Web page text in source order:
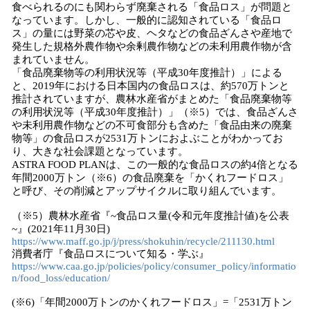
食べられるのにも関わらず廃棄される「食品ロス」が問題と
なっています。しかし、一般的に認知されている「食品ロ
ス」の量には野菜の芯や皮、ヘタなどの食品ざんさや産地で
発生した規格外農作物や余剰農作物などの未利用農作物が含
まれていません。
「食品廃棄物等の利用状況等（平成30年度推計）」による
と、2019年における日本国内の食品ロスは、約570万トンと
推計されていますが、農林水産省がまとめた「食品廃棄物等
の利用状況等（平成30年度推計）」（※5）では、食品ざんさ
や未利用農作物などの不可食部分も含めた「食品由来の廃棄
物等」の食品ロスが2531万トンにおよぶことがわかってお
り、大きな社会課題となっています。
ASTRA FOOD PLANは、この一般的な食品ロスの約4倍となる
年間2000万トン（※6）の食品廃棄を「かくれフードロス」
と呼び、その削減とアップサイクルに取り組んでいます。
（※5）農林水産省『~食品ロス量(令和元年度推計値)を公表
~』(2021年11月30日)
https://www.maff.go.jp/j/press/shokuhin/recycle/211130.html
消費者庁『食品ロスについて知る・学ぶ』
https://www.caa.go.jp/policies/policy/consumer_policy/informatio
n/food_loss/education/
(※6)「年間2000万トンのかくれフードロス」=「2531万トン